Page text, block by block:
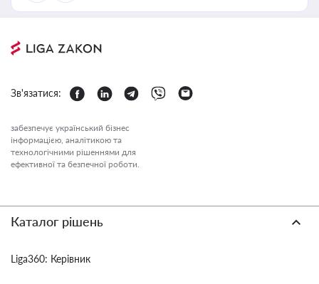
Зв'язатися:
забезпечує український бізнес
інформацією, аналітикою та
технологічними рішеннями для
ефективної та безпечної роботи.
Каталог рішень
Liga360: Керівник